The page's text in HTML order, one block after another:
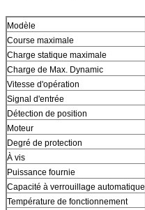
Modèle
Course maximale
Charge statique maximale
Charge de Max. Dynamic
Vitesse d'opération
Signal d'entrée
Détection de position
Moteur
Degré de protection
À vis
Puissance fournie
Capacité à verrouillage automatique
Température de fonctionnement